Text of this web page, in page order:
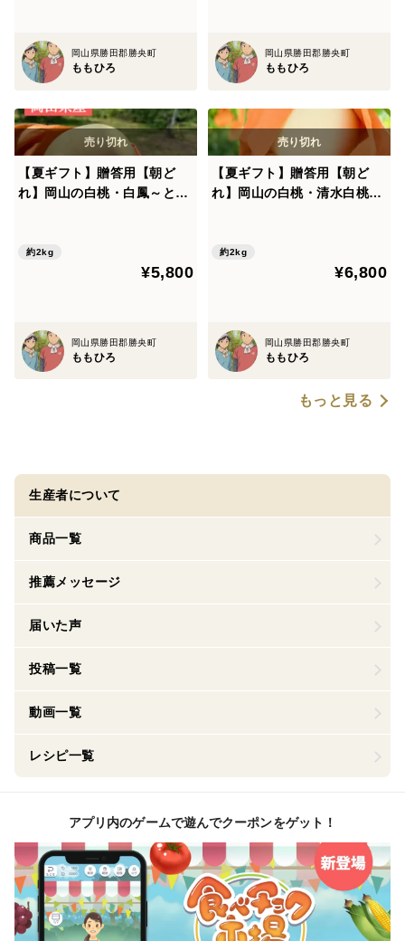
岡山県勝田郡勝央町
ももひろ
岡山県勝田郡勝央町
ももひろ
【夏ギフト】贈答用【朝ど
れ】岡山の白桃・白鳳～とろ
約2kg
¥5,800
岡山県勝田郡勝央町
ももひろ
【夏ギフト】贈答用【朝ど
れ】岡山の白桃・清水白桃～
約2kg
¥6,800
岡山県勝田郡勝央町
ももひろ
もっと見る
生産者について
商品一覧
推薦メッセージ
届いた声
投稿一覧
動画一覧
レシピ一覧
アプリ内のゲームで遊んでクーポンをゲット！